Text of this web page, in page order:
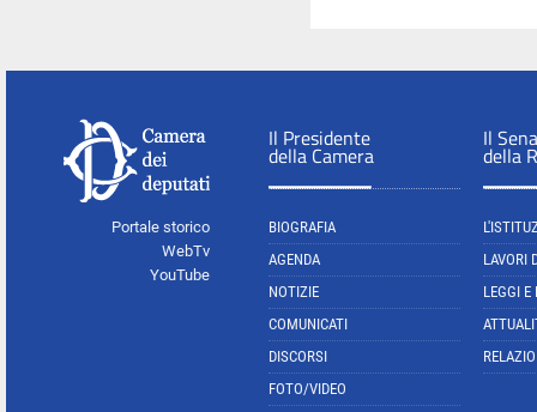
Portale storico
WebTv
YouTube
Il Presidente
della Camera
BIOGRAFIA
AGENDA
NOTIZIE
COMUNICATI
DISCORSI
FOTO/VIDEO
Il
della
LAVORI
LEGGI E